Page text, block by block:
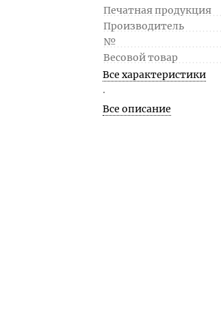
Печатная продукция
Производитель
№
Весовой товар
Все характеристики
.
Все описание